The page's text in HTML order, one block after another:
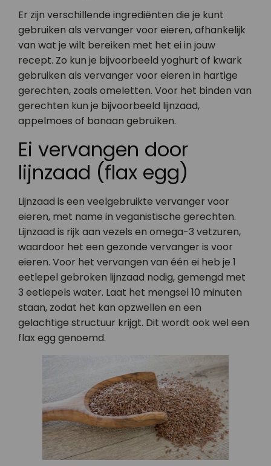
Er zijn verschillende ingrediënten die je kunt
gebruiken als vervanger voor eieren, afhankelijk
van wat je wilt bereiken met het ei in jouw
recept. Zo kun je bijvoorbeeld yoghurt of kwark
gebruiken als vervanger voor eieren in hartige
gerechten, zoals omeletten. Voor het binden van
gerechten kun je bijvoorbeeld lijnzaad,
appelmoes of banaan gebruiken.
Ei vervangen door
lijnzaad (flax egg)
Lijnzaad is een veelgebruikte vervanger voor
eieren, met name in veganistische gerechten.
Lijnzaad is rijk aan vezels en omega-3 vetzuren,
waardoor het een gezonde vervanger is voor
eieren. Voor het vervangen van één ei heb je 1
eetlepel gebroken lijnzaad nodig, gemengd met
3 eetlepels water. Laat het mengsel 10 minuten
staan, zodat het kan opzwellen en een
gelachtige structuur krijgt. Dit wordt ook wel een
flax egg genoemd.